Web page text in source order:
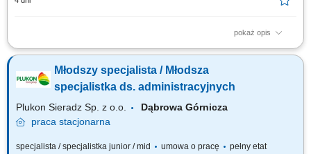
pokaż opis
sporządzanie projektów pism procesowych, postanowień, zarządzeń oraz
czynności zmierzających do sprawnego prowadzenia postępowań
egzekucyjnych; kontakt z wierzycielami, dłużnikami, pełnomocnikami,
Młodszy specjalista / Młodsza
specjalistka ds. administracyjnych
Plukon Sieradz Sp. z o.o.
Dąbrowa Górnicza
praca stacjonarna
specjalista / specjalistka junior / mid umowa o pracę
pełny etat